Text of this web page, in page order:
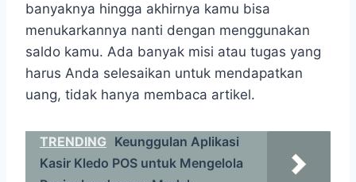
banyaknya hingga akhirnya kamu bisa
menukarkannya nanti dengan menggunakan
saldo kamu. Ada banyak misi atau tugas yang
harus Anda selesaikan untuk mendapatkan
uang, tidak hanya membaca artikel.
TRENDING Keunggulan Aplikasi
Kasir Kledo POS untuk Mengelola